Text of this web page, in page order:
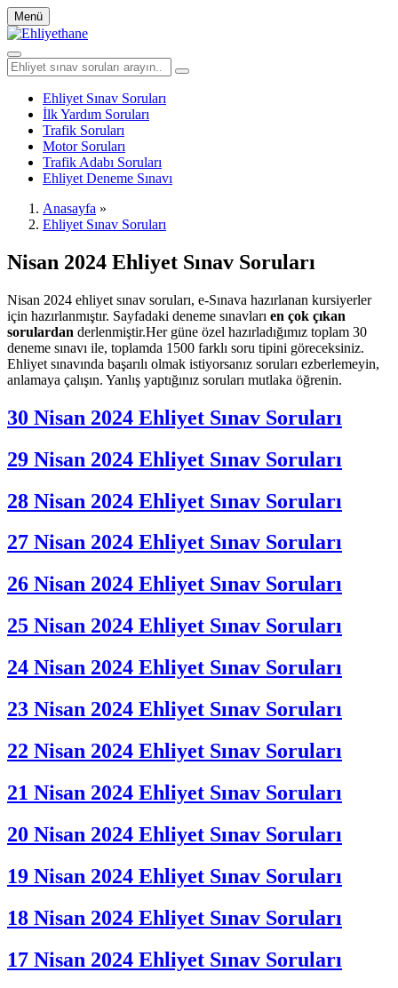
Menü
Ehliyet Sınav Soruları
İlk Yardım Soruları
Trafik Soruları
Motor Soruları
Trafik Adabı Soruları
Ehliyet Deneme Sınavı
Anasayfa »
Ehliyet Sınav Soruları
Nisan 2024 Ehliyet Sınav Soruları
Nisan 2024 ehliyet sınav soruları, e-Sınava hazırlanan kursiyerler
için hazırlanmıştır. Sayfadaki deneme sınavları en çok çıkan
sorulardan derlenmiştir.Her güne özel hazırladığımız toplam 30
deneme sınavı ile, toplamda 1500 farklı soru tipini göreceksiniz.
Ehliyet sınavında başarılı olmak istiyorsanız soruları ezberlemeyin,
anlamaya çalışın. Yanlış yaptığınız soruları mutlaka öğrenin.
30 Nisan 2024 Ehliyet Sınav Soruları
29 Nisan 2024 Ehliyet Sınav Soruları
28 Nisan 2024 Ehliyet Sınav Soruları
27 Nisan 2024 Ehliyet Sınav Soruları
26 Nisan 2024 Ehliyet Sınav Soruları
25 Nisan 2024 Ehliyet Sınav Soruları
24 Nisan 2024 Ehliyet Sınav Soruları
23 Nisan 2024 Ehliyet Sınav Soruları
22 Nisan 2024 Ehliyet Sınav Soruları
21 Nisan 2024 Ehliyet Sınav Soruları
20 Nisan 2024 Ehliyet Sınav Soruları
19 Nisan 2024 Ehliyet Sınav Soruları
18 Nisan 2024 Ehliyet Sınav Soruları
17 Nisan 2024 Ehliyet Sınav Soruları